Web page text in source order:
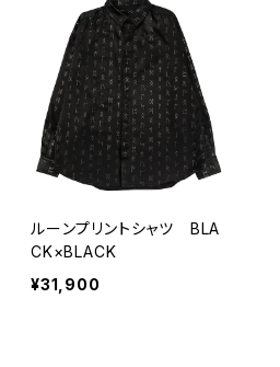
ルーンプリントシャツ BLA
CK×BLACK
¥31,900